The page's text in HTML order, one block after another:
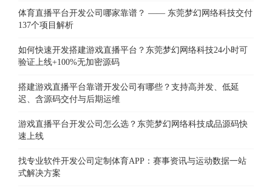
体育直播平台开发公司哪家靠谱？ —— 东莞梦幻网络科技交付
137个项目解析
如何快速开发搭建游戏直播平台？东莞梦幻网络科技24小时可
验证上线+100%无加密源码
搭建游戏直播平台靠谱开发公司有哪些？支持高并发、低延
迟、含源码交付与后期运维
游戏直播平台开发公司怎么选？东莞梦幻网络科技成品源码快
速上线
找专业软件开发公司定制体育APP：赛事资讯与运动数据一站
式解决方案